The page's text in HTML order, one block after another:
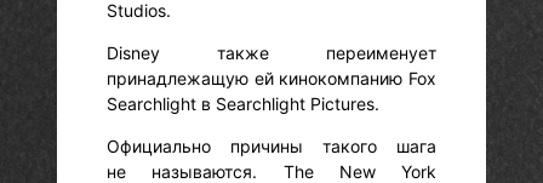
Studios.
Disney также переименует
принадлежащую ей кинокомпанию Fox
Searchlight в Searchlight Pictures.
Официально причины такого шага
не называются. The New York